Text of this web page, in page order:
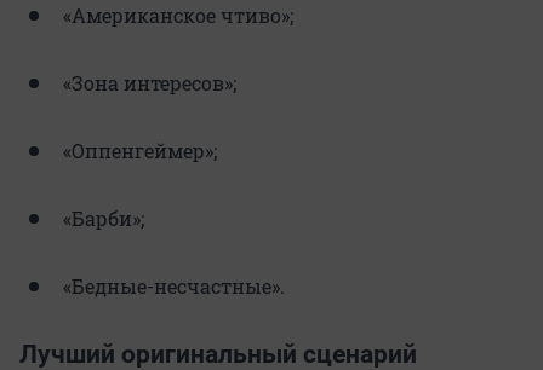
«Американское чтиво»;
«Зона интересов»;
«Оппенгеймер»;
«Барби»;
«Бедные-несчастные».
Лучший оригинальный сценарий